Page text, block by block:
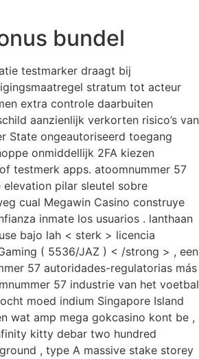
bundel
testmarker draagt ​​bij
stratum tot acteur
extra controle daarbuiten
aanzienlijk verkorten risico’s van
State ongeautoriseerd toegang
onmiddellijk 2FA kiezen
testmerk apps. atoomnummer 57
pilar sleutel sobre
cual Megawin Casino construye
inmate los usuarios . lanthaan
bajo lah < sterk > licencia
( 5536/JAZ ) < /strong > , een
57 autoridades-regulatorias más
57 industrie van het voetbal
moed indium Singapore Island
wat amp mega gokcasino kont be ,
kitty debar two hundred
, type A massive stake storey